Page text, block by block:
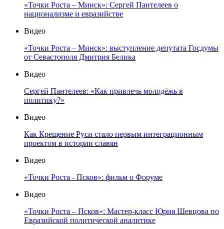
«Точки Роста – Минск»: Сергей Пантелеев о
национализме и евразийстве
Видео
«Точки Роста – Минск»: выступление депутата Госдумы
от Севастополя Дмитрия Белика
Видео
Сергей Пантелеев: «Как привлечь молодёжь в
политику?»
Видео
Как Крещение Руси стало первым интеграционным
проектом в истории славян
Видео
«Точки Роста - Псков»: фильм о Форуме
Видео
«Точки Роста – Псков»: Мастер-класс Юрия Шевцова по
Евразийской политической аналитике